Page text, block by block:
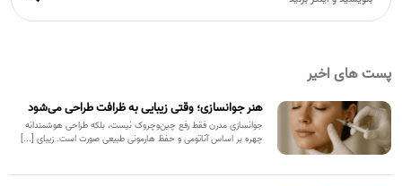
پست های اخیر
هنر جوانسازی؛ وقتی زیبایی به ظرافت طراحی می‌شود
جوانسازی مدرن فقط رفع چین‌وچروک نیست، بلکه طراحی هوشمندانه
چهره بر اساس آناتومی و حفظ هارمونی طبیعی صورت است. زیبای [...]